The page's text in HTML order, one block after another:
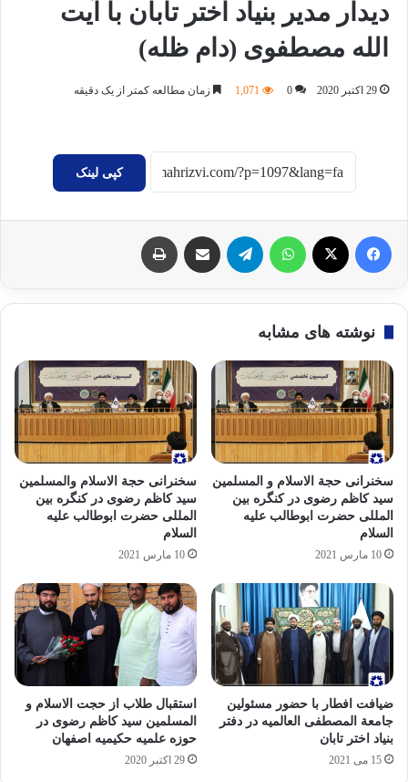
دیدار مدیر بنیاد اختر تابان با آیت
الله مصطفوی (دام ظله)
29 اکتبر 2020 0
1,071 زمان مطالعه کمتر از یک دقیقه
کپی لینک
نوشته های مشابه
سخنرانی حجة الاسلام و المسلمین
سید کاظم رضوی در کنگره بین
المللی حضرت ابوطالب علیه
السلام
10 مارس 2021
سخنرانی حجة الاسلام والمسلمین
سید کاظم رضوی در کنگره بین
المللی حضرت ابوطالب علیه
السلام
10 مارس 2021
ضیافت افطار با حضور مسئولین
جامعة المصطفی العالمیه در دفتر
بنیاد اختر تابان
15 می 2021
استقبال طلاب از حجت الاسلام و
المسلمین سید کاظم رضوی در
حوزه علمیه حکیمیه اصفهان
29 اکتبر 2020